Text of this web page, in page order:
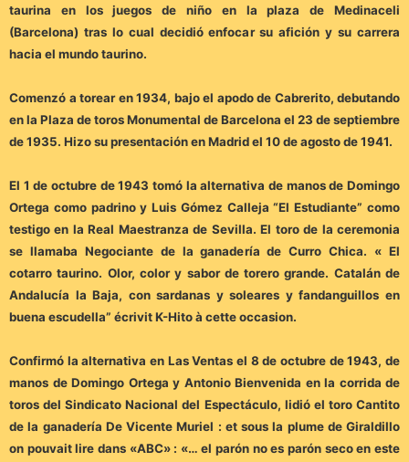
taurina en los juegos de niño en la plaza de Medinaceli
(Barcelona) tras lo cual decidió enfocar su afición y su carrera
hacia el mundo taurino.
Comenzó a torear en 1934, bajo el apodo de Cabrerito, debutando
en la Plaza de toros Monumental de Barcelona el 23 de septiembre
de 1935. Hizo su presentación en Madrid el 10 de agosto de 1941.
El 1 de octubre de 1943 tomó la alternativa de manos de Domingo
Ortega como padrino y Luis Gómez Calleja “El Estudiante” como
testigo en la Real Maestranza de Sevilla. El toro de la ceremonia
se llamaba Negociante de la ganadería de Curro Chica. « El
cotarro taurino. Olor, color y sabor de torero grande. Catalán de
Andalucía la Baja, con sardanas y soleares y fandanguillos en
buena escudella” écrivit K-Hito à cette occasion.
Confirmó la alternativa en Las Ventas el 8 de octubre de 1943, de
manos de Domingo Ortega y Antonio Bienvenida en la corrida de
toros del Sindicato Nacional del Espectáculo, lidió el toro Cantito
de la ganadería De Vicente Muriel : et sous la plume de Giraldillo
on pouvait lire dans «ABC» : «… el parón no es parón seco en este